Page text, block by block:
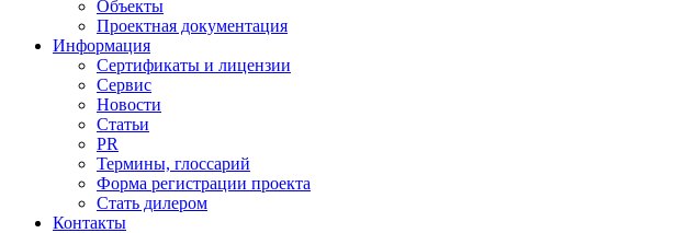
Объекты
Проектная документация
Информация
Сертификаты и лицензии
Сервис
Новости
Статьи
PR
Термины, глоссарий
Форма регистрации проекта
Стать дилером
Контакты